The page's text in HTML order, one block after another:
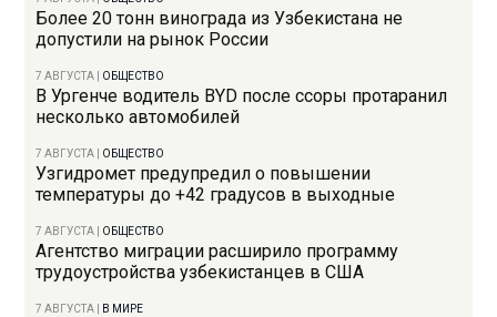
Более 20 тонн винограда из Узбекистана не
допустили на рынок России
7 АВГУСТА ОБЩЕСТВО
В Ургенче водитель BYD после ссоры протаранил
несколько автомобилей
7 АВГУСТА ОБЩЕСТВО
Узгидромет предупредил о повышении
температуры до +42 градусов в выходные
7 АВГУСТА ОБЩЕСТВО
Агентство миграции расширило программу
трудоустройства узбекистанцев в США
7 АВГУСТА В МИРЕ